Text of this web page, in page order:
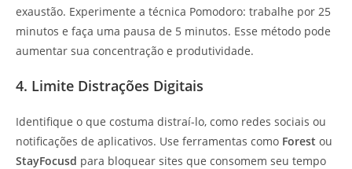
exaustão. Experimente a técnica Pomodoro: trabalhe por 25
minutos e faça uma pausa de 5 minutos. Esse método pode
aumentar sua concentração e produtividade.
4. Limite Distrações Digitais
Identifique o que costuma distraí-lo, como redes sociais ou
notificações de aplicativos. Use ferramentas como Forest ou
StayFocusd para bloquear sites que consomem seu tempo